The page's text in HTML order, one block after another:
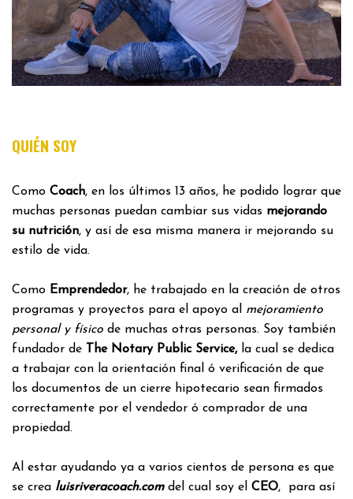
QUIÉN SOY
Como Coach, en los últimos 13 años, he podido lograr que
muchas personas puedan cambiar sus vidas mejorando
su nutrición, y así de esa misma manera ir mejorando su
estilo de vida.
Como Emprendedor, he trabajado en la creación de otros
programas y proyectos para el apoyo al mejoramiento
personal y físico de muchas otras personas. Soy también
fundador de
The Notary Public Service,la cual se dedica
a trabajar con la orientación final ó verificación de que
los documentos de un cierre hipotecario sean firmados
correctamente por el vendedor ó comprador de una
propiedad.
Al estar ayudando ya a varios cientos de persona es que
se crea luisriveracoach.comdel cual soy el CEO, para así